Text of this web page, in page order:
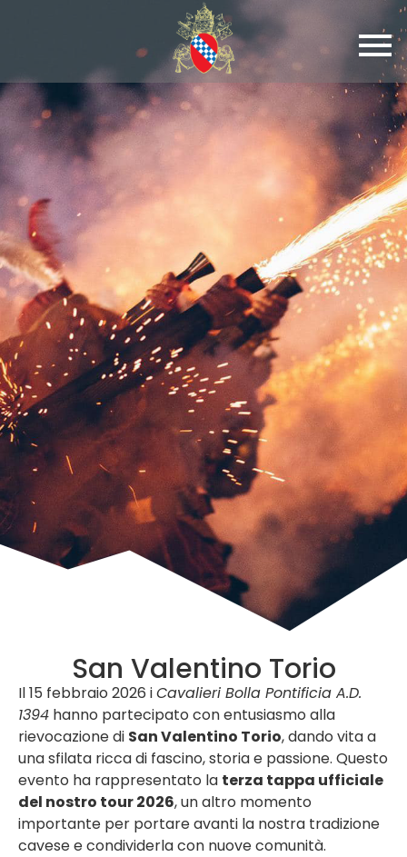
San Valentino Torio
Il 15 febbraio 2026 iCavalieri Bolla Pontificia A.D.
1394 hanno partecipato con entusiasmo alla
rievocazione di San Valentino Torio, dando vita a
una sfilata ricca di fascino, storia e passione. Questo
evento ha rappresentato la terza tappa ufficiale
del nostro tour 2026, un altro momento
importante per portare avanti la nostra tradizione
cavese e condividerla con nuove comunità.